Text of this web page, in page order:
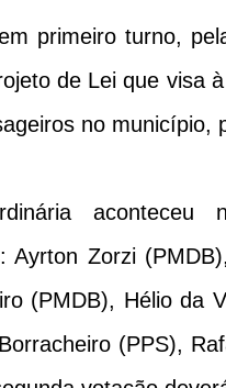
primeiro turno,
de Lei que visa
no município,
aconteceu
Ayrton Zorzi
(PMDB), Hélio da
(PPS),